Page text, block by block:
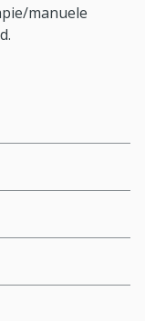
manuele